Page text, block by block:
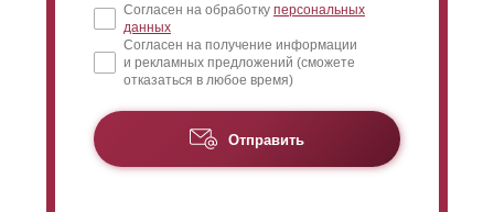
Согласен на обработку персональных
данных
Согласен на получение информации
и рекламных предложений (сможете
отказаться в любое время)
Отправить